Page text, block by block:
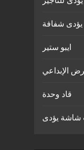
شفافة
ايبو ستير
الإبداعي
قاد وحدة
شاشة يؤدى